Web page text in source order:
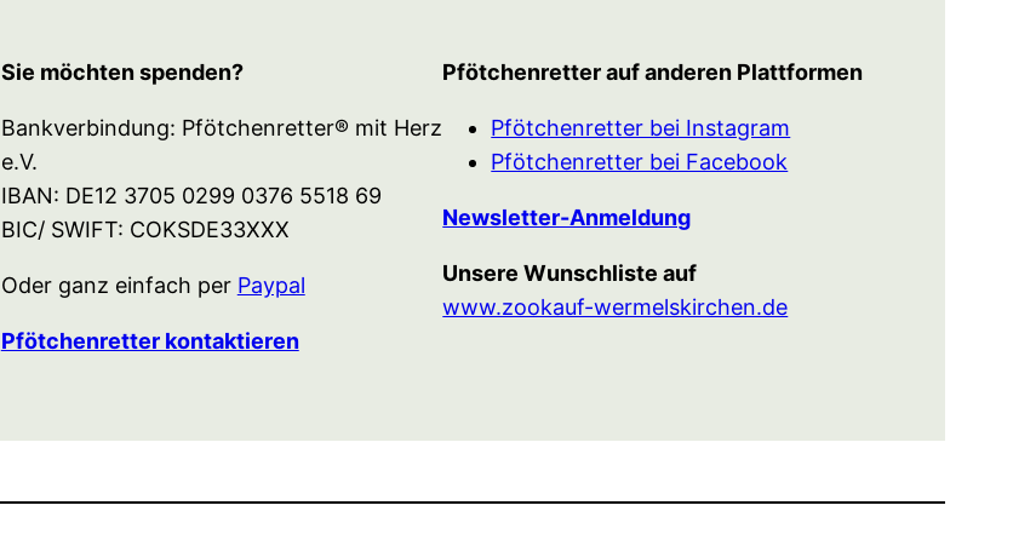
Sie möchten spenden?
Bankverbindung: Pfötchenretter® mit Herz
e.V.
IBAN: DE12 3705 0299 0376 5518 69
BIC/ SWIFT: COKSDE33XXX
Oder ganz einfach per Paypal
Pfötchenretter kontaktieren
Pfötchenretter auf anderen Plattformen
Pfötchenretter bei Instagram
Pfötchenretter bei Facebook
Newsletter-Anmeldung
Unsere Wunschliste auf
www.zookauf-wermelskirchen.de